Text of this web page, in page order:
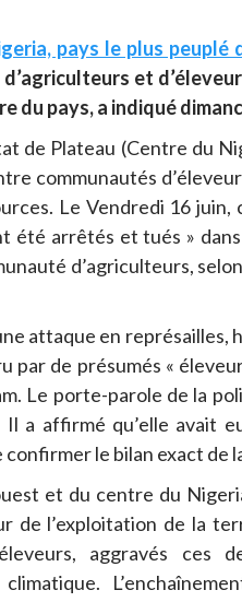
pays le plus peuplé
et
du pays, a indiqué
de Plateau (Centre du
communautés
Le Vendredi 16
été arrêtés et tués »
d’agriculteurs,
attaque en
par de présumés «
Le porte-parole de la
a affirmé qu’elle avait
confirmer le bilan exact de
et du centre du
de l’exploitation de la
aggravés ces